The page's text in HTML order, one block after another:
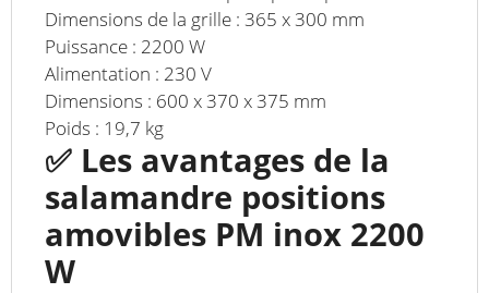
Dimensions de la grille : 365 x 300 mm
Puissance : 2200 W
Alimentation : 230 V
Dimensions : 600 x 370 x 375 mm
Poids : 19,7 kg
✅ Les avantages de la
salamandre positions
amovibles PM inox 2200
W